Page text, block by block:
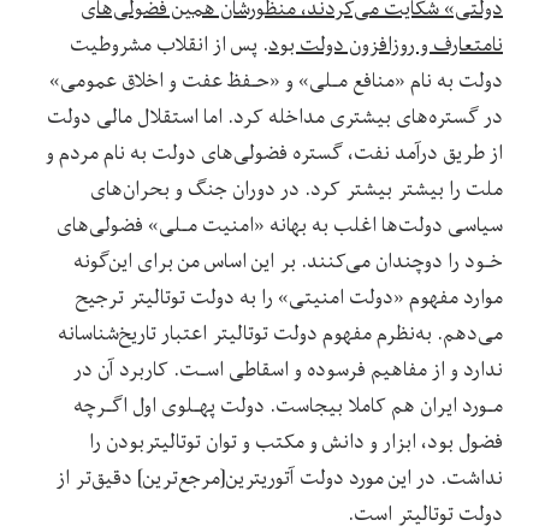
دولتی» شکایت می‌کردند، منظورشان همین فضولی‌های
نامتعارف و روزافزون دولت بود. پس از انقلاب ‌‌مشروطیت‌
دولت به نام «منافع مـلی» و «حـفظ عفت و اخلاق عمومی»
در گستره‌های بیشتری مداخله کرد. اما‌ استقلال‌ مالی‌ دولت
از طریق درآمد نفت، گستره فضولی‌های دولت به نام مردم و
ملت را بیشتر بیشتر‌ کرد. در دوران جنگ و بحران‌های
سیاسی دولت‌ها اغلب به بهانه «امنیت مـلی» فضولی‌های
خـود‌ را دوچندان می‌کنند. بر این‌ اساس‌ من برای این‌گونه
موارد مفهوم «دولت امنیتی» را به دولت توتالیتر ترجیح
می‌دهم. به‌نظرم مفهوم دولت توتالیتر اعتبار تاریخ‌شناسانه
ندارد و از مفاهیم فرسوده و اسقاطی اسـت. کاربرد آن در
مـورد ایران هم کاملا بیجاست. دولت‌ پهـلوی اول اگـرچه
فضول بود، ابزار و دانش و مکتب و توان توتالیتربودن را
نداشت. در این مورد دولت آتوریترین‌[مرجع‌ترین‌] دقیق‌تر از
دولت توتالیتر است.